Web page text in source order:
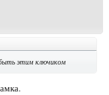
этим ключиком